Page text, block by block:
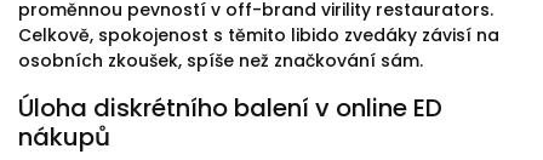
proměnnou pevností v off-brand virility restaurators.
Celkově, spokojenost s těmito libido zvedáky závisí na
osobních zkoušek, spíše než značkování sám.
Úloha diskrétního balení v online ED
nákupů